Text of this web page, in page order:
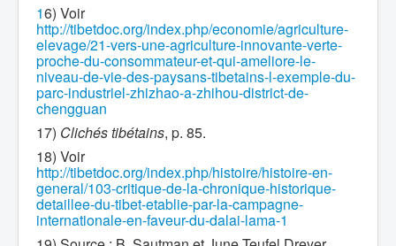
16) Voir
http://tibetdoc.org/index.php/economie/agriculture-
elevage/21-vers-une-agriculture-innovante-verte-
proche-du-consommateur-et-qui-ameliore-le-
niveau-de-vie-des-paysans-tibetains-l-exemple-du-
parc-industriel-zhizhao-a-zhihou-district-de-
chengguan
17) Clichés tibétains, p. 85.
18) Voir
http://tibetdoc.org/index.php/histoire/histoire-en-
general/103-critique-de-la-chronique-historique-
detaillee-du-tibet-etablie-par-la-campagne-
internationale-en-faveur-du-dalai-lama-1